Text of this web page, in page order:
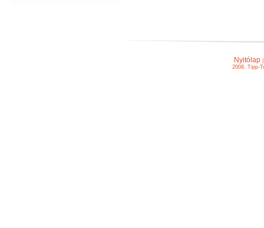
Nyitólap
2008. Tipp-